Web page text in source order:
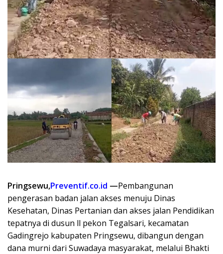
Pringsewu,Preventif.co.id —Pembangunan
pengerasan badan jalan akses menuju Dinas
Kesehatan, Dinas Pertanian dan akses jalan Pendidikan
tepatnya di dusun ll pekon Tegalsari, kecamatan
Gadingrejo kabupaten Pringsewu, dibangun dengan
dana murni dari Suwadaya masyarakat, melalui Bhakti